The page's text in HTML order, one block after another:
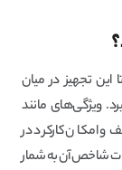
این تجهیز در میان
ویژگی‌های مانند
امکان کارکرد در
شاخص آن به شمار